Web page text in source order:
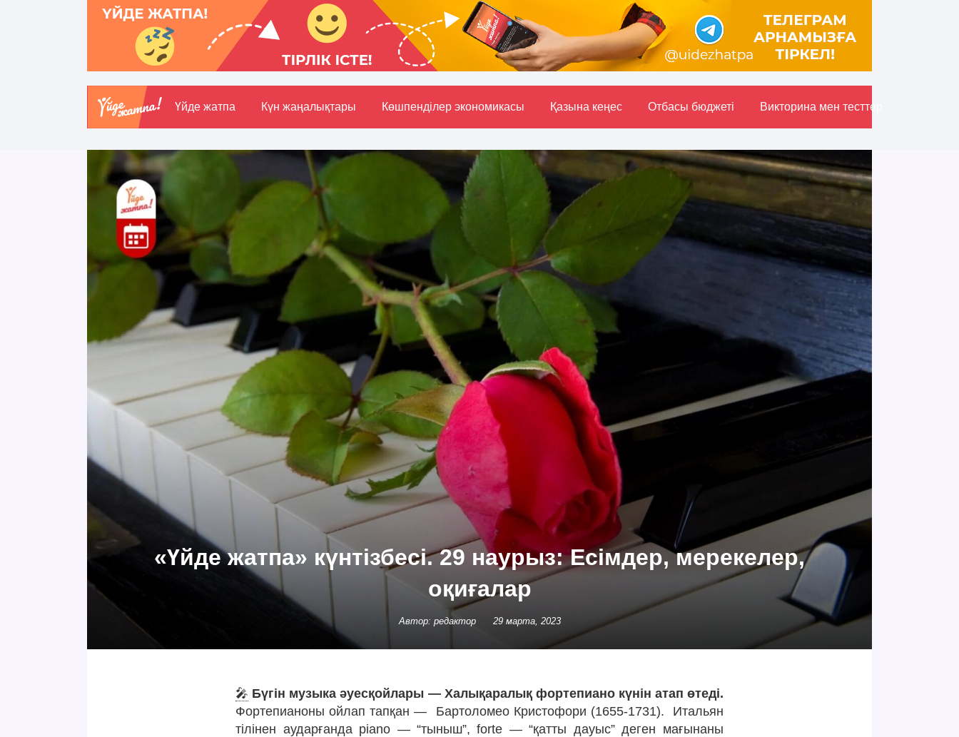
Үйде жатпа Күн жаңалықтары Көшпенділер экономикасы Қазына кеңес Отбасы бюджетi Викторина мен тесттер
«Үйде жатпа» күнтізбесі. 29 наурыз: Есімдер, мерекелер,
оқиғалар
Автор: редактор 29 марта, 2023
🎤 Бүгін музыка әуесқойлары — Халықаралық фортепиано күнін атап өтеді.
Фортепианоны ойлап тапқан —
Бартоломео Кристофори (1655-1731).
Итальян
тілінен аударғанда piano — “тыныш”, forte — “қатты дауыс” деген мағынаны